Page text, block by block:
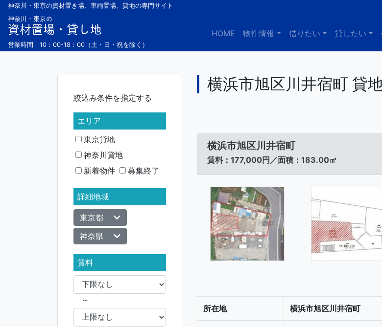
Skip
content
神奈川・東京の資材置き場、車両置場、貸地の専門サイト
神奈川・東京の
資材置場・貸し地
営業時間 10：00-18：00（土・日・祝を除く）
HOME 物件情報 借りたい 貸したい
横浜市旭区川井宿町 貸
横浜市旭区川井宿町
賃料：177,000円／面積：183.00㎡
所在地 横浜市旭区川井宿町
絞込み条件を指定する
エリア
東京貸地
神奈川貸地
新着物件
募集終了
詳細地域
東京都
神奈県
賃料
～